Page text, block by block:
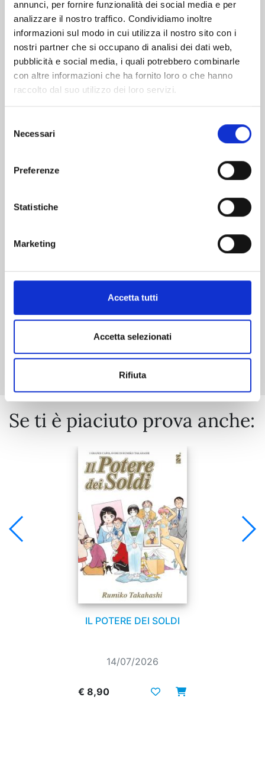
annunci, per fornire funzionalità dei social media e per
analizzare il nostro traffico. Condividiamo inoltre
informazioni sul modo in cui utilizza il nostro sito con i
nostri partner che si occupano di analisi dei dati web,
pubblicità e social media, i quali potrebbero combinarle
con altre informazioni che ha fornito loro o che hanno
raccolto dal suo utilizzo dei loro servizi.
delNecessari
Preferenze
Statistiche
Marketing
Accetta tutti
Accetta selezionati
Rifiuta
Altri volumi della serie
Se ti è piaciuto prova anche:
IL POTERE DEI SOLDI
14/07/2026
€ 8,90